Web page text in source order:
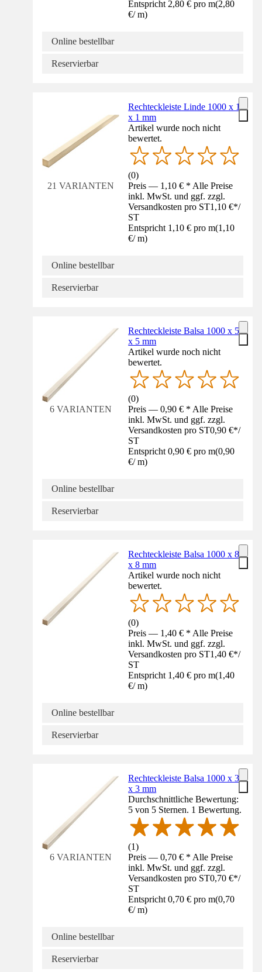
Entspricht 2,80 € pro m(2,80
€/ m)
Online bestellbar
Reservierbar
21 VARIANTEN
Rechteckleiste Linde 1000 x 1
x 1 mm
Artikel wurde noch nicht
bewertet.
(0)
Preis — 1,10 € * Alle Preise
inkl. MwSt. und ggf. zzgl.
Versandkosten pro ST1,10 €*/
ST
Entspricht 1,10 € pro m(1,10
€/ m)
Online bestellbar
Reservierbar
6 VARIANTEN
Rechteckleiste Balsa 1000 x 5
x 5 mm
Artikel wurde noch nicht
bewertet.
(0)
Preis — 0,90 € * Alle Preise
inkl. MwSt. und ggf. zzgl.
Versandkosten pro ST0,90 €*/
ST
Entspricht 0,90 € pro m(0,90
€/ m)
Online bestellbar
Reservierbar
Rechteckleiste Balsa 1000 x 8
x 8 mm
Artikel wurde noch nicht
bewertet.
(0)
Preis — 1,40 € * Alle Preise
inkl. MwSt. und ggf. zzgl.
Versandkosten pro ST1,40 €*/
ST
Entspricht 1,40 € pro m(1,40
€/ m)
Online bestellbar
Reservierbar
6 VARIANTEN
Rechteckleiste Balsa 1000 x 3
x 3 mm
Durchschnittliche Bewertung:
5 von 5 Sternen. 1 Bewertung.
(1)
Preis — 0,70 € * Alle Preise
inkl. MwSt. und ggf. zzgl.
Versandkosten pro ST0,70 €*/
ST
Entspricht 0,70 € pro m(0,70
€/ m)
Online bestellbar
Reservierbar